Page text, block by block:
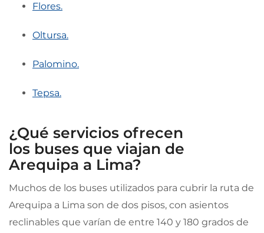
Flores.
Oltursa.
Palomino.
Tepsa.
¿Qué servicios ofrecen
los buses que viajan de
Arequipa a Lima?
Muchos de los buses utilizados para cubrir la ruta de
Arequipa a Lima son de dos pisos, con asientos
reclinables que varían de entre 140 y 180 grados de